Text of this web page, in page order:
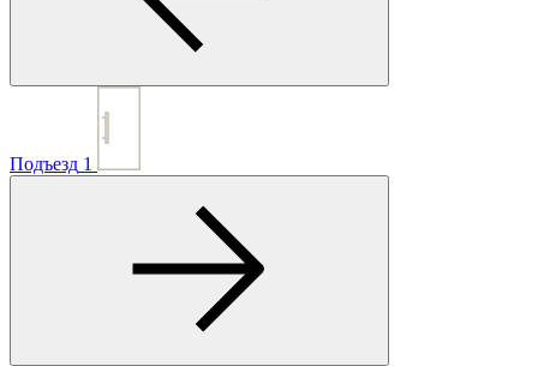
Подъезд 1